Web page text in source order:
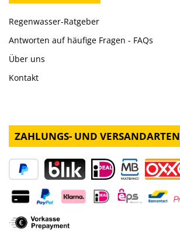
Regenwasser-Ratgeber
Antworten auf häufige Fragen - FAQs
Über uns
Kontakt
ZAHLUNGS- UND VERSANDARTEN